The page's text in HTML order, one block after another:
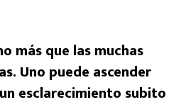
más que las muchas
Uno puede ascender
esclarecimiento subito